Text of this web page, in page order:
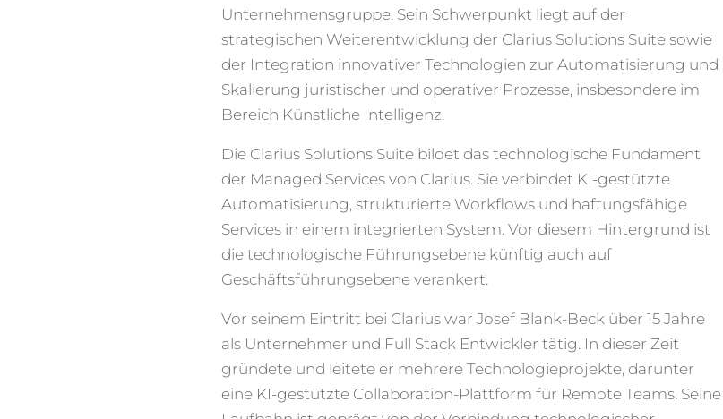
Unternehmensgruppe. Sein Schwerpunkt liegt auf der
strategischen Weiterentwicklung der Clarius Solutions Suite sowie
der Integration innovativer Technologien zur Automatisierung und
Skalierung juristischer und operativer Prozesse, insbesondere im
Bereich Künstliche Intelligenz.
Die Clarius Solutions Suite bildet das technologische Fundament
der Managed Services von Clarius. Sie verbindet KI-gestützte
Automatisierung, strukturierte Workflows und haftungsfähige
Services in einem integrierten System. Vor diesem Hintergrund ist
die technologische Führungsebene künftig auch auf
Geschäftsführungsebene verankert.
Vor seinem Eintritt bei Clarius war Josef Blank-Beck über 15 Jahre
als Unternehmer und Full Stack Entwickler tätig. In dieser Zeit
gründete und leitete er mehrere Technologieprojekte, darunter
eine KI-gestützte Collaboration-Plattform für Remote Teams. Seine